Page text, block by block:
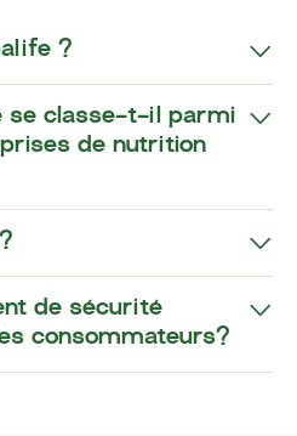
?
se classe-t-il parmi
de nutrition
de sécurité
consommateurs?